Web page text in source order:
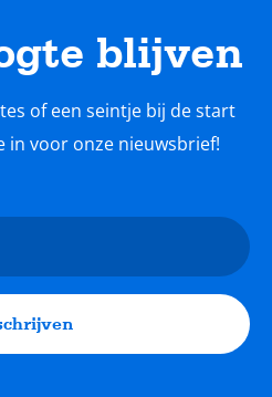
blijven
of een seintje bij de start
in voor onze nieuwsbrief!